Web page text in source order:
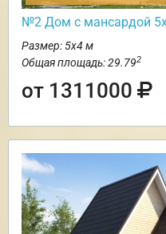
№2 Дом с мансардой
Размер: 5х4 м
Общая площадь: 29.792
от 1311000